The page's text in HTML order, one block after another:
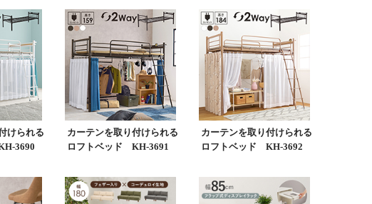
けられる
3690
カーテンを取り付けられる
ロフトベッド KH-3691
カーテンを取り付けられる
ロフトベッド KH-3692